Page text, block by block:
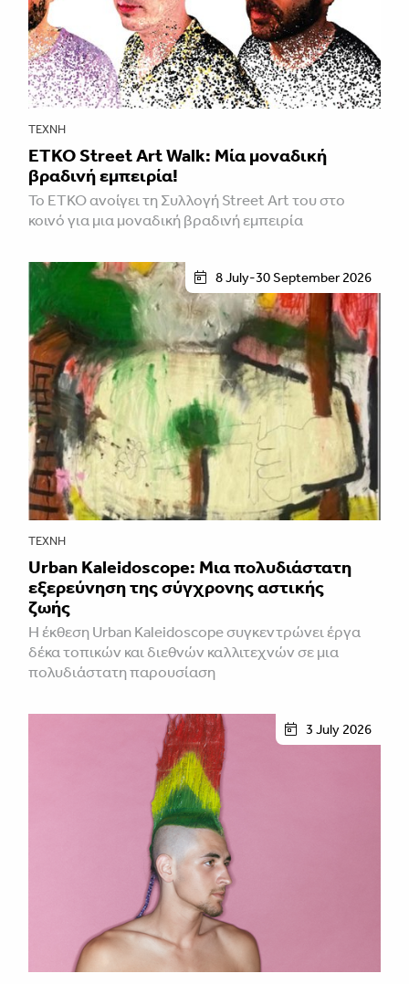
ΤΈΧΝΗ
ETKO Street Art Walk: Μία μοναδική
βραδινή εμπειρία!
Το ETKO ανοίγει τη Συλλογή Street Art του στο
κοινό για μια μοναδική βραδινή εμπειρία
8 July-30 September 2026
ΤΈΧΝΗ
Urban Kaleidoscope: Μια πολυδιάστατη
εξερεύνηση της σύγχρονης αστικής
ζωής
Η έκθεση Urban Kaleidoscope συγκεντρώνει έργα
δέκα τοπικών και διεθνών καλλιτεχνών σε μια
πολυδιάστατη παρουσίαση
3 July 2026